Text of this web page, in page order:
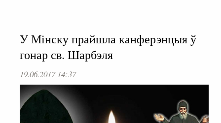
У Мінску прайшла канферэнцыя ў
гонар св. Шарбэля
19.06.2017 14:37